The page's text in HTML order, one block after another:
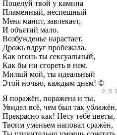
Поцелуй твой у камина
Пламенный, неспешный
Меня манит, завлекает,
И объятий мало.
Возбужденье нарастает,
Дрожь вдруг пробежала.
Как огонь ты сексуальный,
Как бы ни сгореть в нем.
Милый мой, ты идеальный
Этой ночью, каждым днем! ©
Я поражён, поражена и ты,
Увидел всё, чем был так ублажён,
Прекрасно как! Несу тебе цветы,
Твоим уменьем наповал сражён,